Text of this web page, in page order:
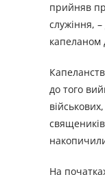
прийняв
служіння,
капеланом
до того
На